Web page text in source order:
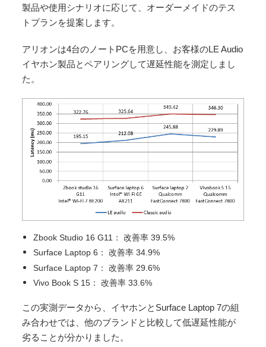
製品や使用シナリオに応じて、オーダーメイドのテス
トプランを提案します。
アリオンは4台のノートPCを用意し、お客様のLE Audio
イヤホン製品とペアリングして遅延性能を測定しまし
た。
Zbook Studio 16 G11： 改善率 39.5%
Surface Laptop 6： 改善率 34.9%
Surface Laptop 7： 改善率 29.6%
Vivo Book S 15： 改善率 33.6%
この実測データから、イヤホンとSurface Laptop 7の組
み合わせでは、他のブランドと比較して低遅延性能が
劣ることが分かりました。